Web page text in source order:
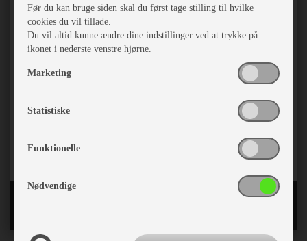
Før du kan bruge siden skal du først tage stilling til hvilke
cookies du vil tillade.
Du vil altid kunne ændre dine indstillinger ved at trykke på
ikonet i nederste venstre hjørne.
Marketing
Statistiske
Funktionelle
Nødvendige